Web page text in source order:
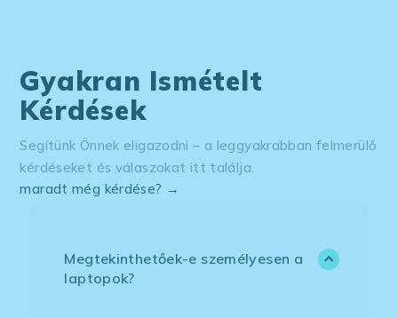
Gyakran Ismételt
Kérdések
Segítünk Önnek eligazodni – a leggyakrabban felmerülő
kérdéseket és válaszokat itt találja.
maradt még kérdése? →
Megtekinthetőek-e személyesen a
laptopok?